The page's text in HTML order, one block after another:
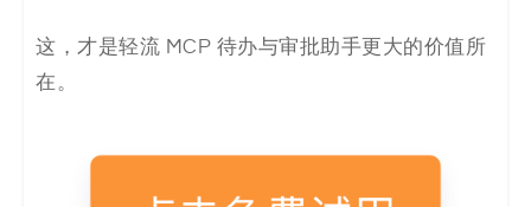
这，才是轻流 MCP 待办与审批助手更大的价值所
在。